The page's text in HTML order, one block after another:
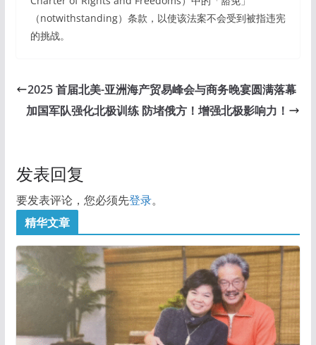
（notwithstanding）条款，以使该法案不会受到被指违宪
的挑战。
2025 首届北美-亚洲海产贸易峰会与商务晚宴圆满落幕
加国军队强化北极训练 防堵俄方！增强北极影响力！
发表回复
要发表评论，您必须先登录。
精华文章